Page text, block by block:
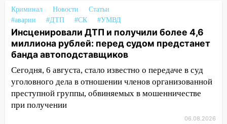
05:00
«Каждая пятая женщина и каждый
второй мужчина в мире сталкиваются с
алопецией»: врач рассказал, чем может
быть вызвано облысение и как с этим
справиться
03:30 Гороскоп на 7 августа: пятница
принесет прилив творческой энергии и
отличные шансы исправить старые
ошибки
Криминал Новости
Статьи
#аварии
#ДТП #СК #УМВД
Инсценировали ДТП и получили более 4,6
миллиона рублей: перед судом предстанет
банда автоподставщиков
Сегодня, 6 августа, стало известно о передаче в суд
уголовного дела в отношении членов организованной
преступной группы, обвиняемых в мошенничестве
при получении
06.08.2026